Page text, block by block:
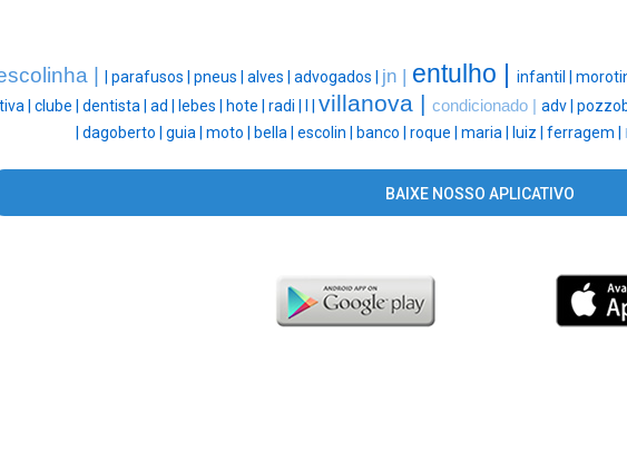
| parafusos | pneus | alves | advogados | jn | entulho | infantil |
| clube | dentista | ad | lebes | hote | radi | villanova | condicionado | adv | pozzob
dagoberto | guia | moto | bella | escolin | banco | roque | maria | luiz | ferragem |
BAIXE NOSSO APLICATIVO